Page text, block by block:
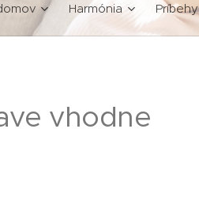
Harmónia Príbehy
vhodne